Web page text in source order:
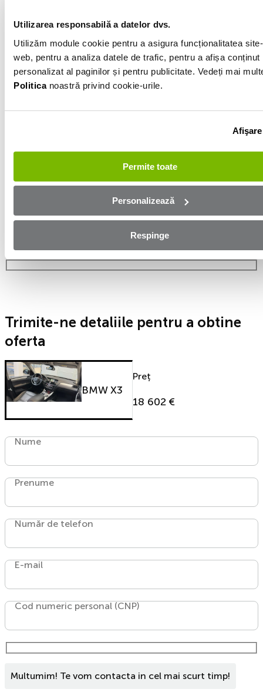
Utilizarea responsabilă a datelor dvs.
Utilizăm module cookie pentru a asigura funcționalitatea
web, pentru a analiza datele de trafic, pentru a afișa conținut
personalizat al paginilor și pentru publicitate. Vedeți mai
Politicanoastră privind cookie-urile.
Afişare
Permite toate
Personalizează
Respinge
Informatiile vanzatorului
0740092172
Trimite e-mail
Aplică online și bucură-te de
aprobare rapidă!
Ești mai aproape de mașina dorită! Completează
Trimite-ne detaliile pentru a obtine
oferta
BMW X3
Preț
18 602 €
Nume
Prenume
Număr de telefon
E-mail
Cod numeric personal (CNP)
Multumim! Te vom contacta in cel mai scurt timp!